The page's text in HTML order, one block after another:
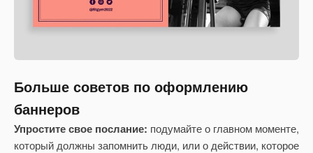
Больше советов по оформлению
баннеров
Упростите свое послание: подумайте о главном моменте,
который должны запомнить люди, или о действии, которое